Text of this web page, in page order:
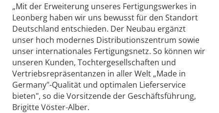
„Mit der Erweiterung unseres Fertigungswerkes in
Leonberg haben wir uns bewusst für den Standort
Deutschland entschieden. Der Neubau ergänzt
unser hoch modernes Distributionszentrum sowie
unser internationales Fertigungsnetz. So können wir
unseren Kunden, Tochtergesellschaften und
Vertriebsrepräsentanzen in aller Welt „Made in
Germany"-Qualität und optimalen Lieferservice
bieten", so die Vorsitzende der Geschäftsführung,
Brigitte Vöster-Alber.